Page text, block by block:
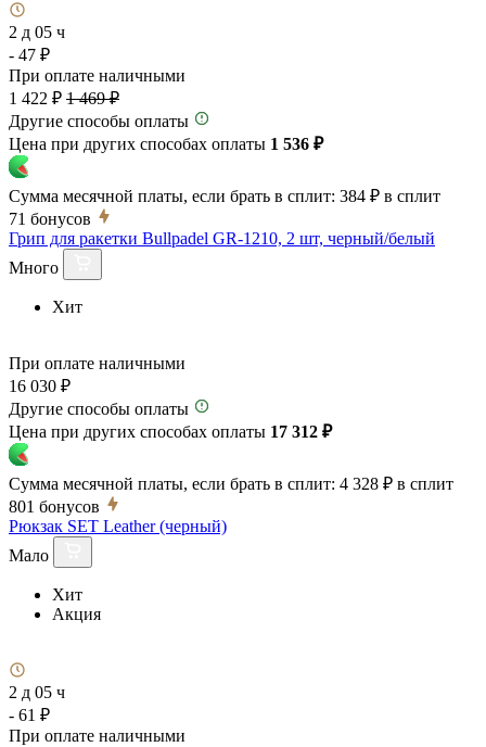
2 д 05 ч
- 47 ₽
При оплате наличными
1 422 ₽ 1 469 ₽
Другие способы оплаты
Цена при других способах оплаты 1 536 ₽
Сумма месячной платы, если брать в сплит: 384 ₽ в сплит
71 бонусов
Грип для ракетки Bullpadel GR-1210, 2 шт, черный/белый
Много
Хит
При оплате наличными
16 030 ₽
Другие способы оплаты
Цена при других способах оплаты 17 312 ₽
Сумма месячной платы, если брать в сплит: 4 328 ₽ в сплит
801 бонусов
Рюкзак SET Leather (черный)
Мало
Хит
Акция
2 д 05 ч
- 61 ₽
При оплате наличными